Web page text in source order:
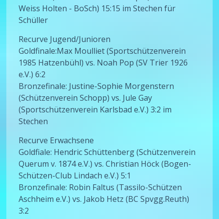
Weiss Holten - BoSch) 15:15 im Stechen für
Schüller
Recurve Jugend/Junioren
Goldfinale:Max Moulliet (Sportschützenverein
1985 Hatzenbühl) vs. Noah Pop (SV Trier 1926
e.V.) 6:2
Bronzefinale: Justine-Sophie Morgenstern
(Schützenverein Schopp) vs. Jule Gay
(Sportschützenverein Karlsbad e.V.) 3:2 im
Stechen
Recurve Erwachsene
Goldfiale: Hendric Schüttenberg (Schützenverein
Querum v. 1874 e.V.) vs. Christian Höck (Bogen-
Schützen-Club Lindach e.V.) 5:1
Bronzefinale: Robin Faltus (Tassilo-Schützen
Aschheim e.V.) vs. Jakob Hetz (BC Spvgg.Reuth)
3:2